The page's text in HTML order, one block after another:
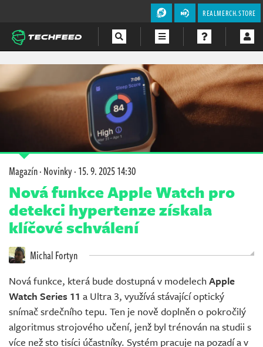
REALMERCH.STORE
Magazín
Magazín·Novinky·15. 9. 2025 14:30
Nová funkce Apple Watch pro
detekci hypertenze získala
klíčové schválení
Michal Fortyn
Nová funkce, která bude dostupná v modelech Apple
Watch Series 11 a Ultra 3, využívá stávající optický
snímač srdečního tepu. Ten je nově doplněn o pokročilý
algoritmus strojového učení, jenž byl trénován na studii s
více než sto tisíci účastníky. Systém pracuje na pozadí a v